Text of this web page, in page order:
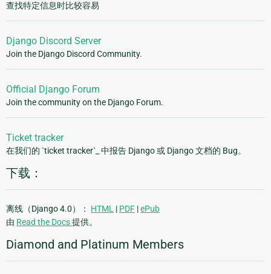
查找特定信息时比较容易
Django Discord Server
Join the Django Discord Community.
Official Django Forum
Join the community on the Django Forum.
Ticket tracker
在我们的 `ticket tracker`_ 中报告 Django 或 Django 文档的 Bug。
下载：
离线（Django 4.0）： HTML | PDF |ePub
由 Read the Docs提供。
Diamond and Platinum Members